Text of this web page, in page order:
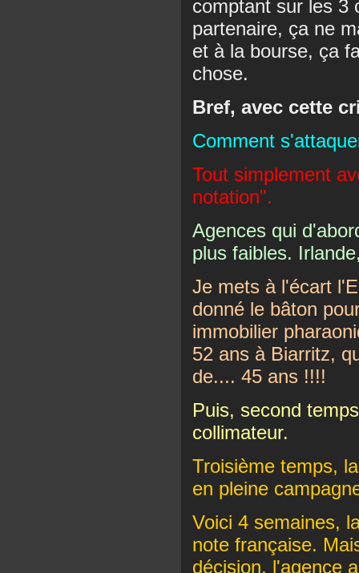
comptant sur les 3
partenaire, ça ne
et à la bourse, ça
chose.
Bref, avec cette
Comment
Tout simplement
notation".
Agences qui
plus faibles.
Je mets à l'écart
donné le bâton
immobilier
52 ans à Biarritz,
de.... 45 ans !!!!
Puis, second
collimateur.
Troisième temps,
en pleine
Voici 4 semaines,
note française.
décision, l'agence